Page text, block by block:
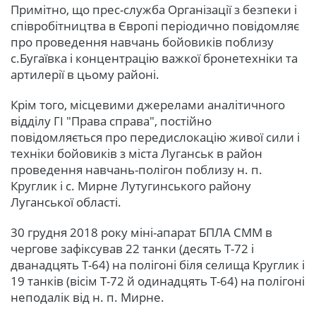
Примітно, що прес-служба Організації з безпеки і
співробітництва в Європі періодично повідомляє
про проведення навчань бойовиків поблизу
с.Бугаївка і концентрацію важкої бронетехніки та
артилерії в цьому районі.
Крім того, місцевими джерелами аналітичного
відділу ГІ "Права справа", постійно
повідомляється про передислокацію живої сили і
техніки бойовиків з міста Луганськ в район
проведення навчань-полігон поблизу н. п.
Круглик і с. Мирне Лутугинського району
Луганської області.
30 грудня 2018 року міні-апарат БПЛА СММ в
чергове зафіксував 22 танки (десять Т-72 і
дванадцять Т-64) на полігоні біля селища Круглик і
19 танків (вісім T-72 й одинадцять Т-64) на полігоні
неподалік від н. п. Мирне.